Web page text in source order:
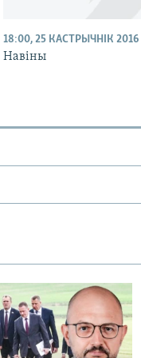
18:00, 25 КАСТРЫЧНІК 2016
Навіны